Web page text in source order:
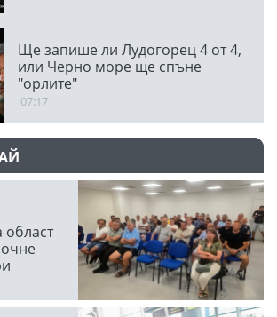
Ще запише ли Лудогорец 4 от 4,
или Черно море ще спъне
"орлите"
07:17
област